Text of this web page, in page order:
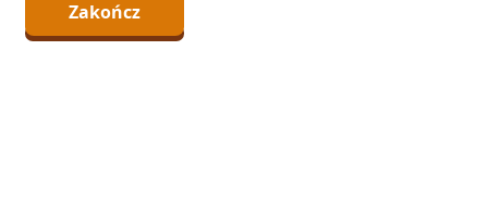
Zakończ